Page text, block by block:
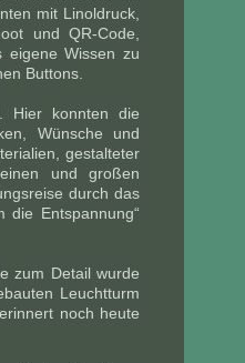
mit Linoldruck,
und QR-Code,
eigene Wissen zu
Buttons.
Hier konnten die
Wünsche und
gestalteter
und großen
durch das
die Entspannung“
zum Detail wurde
Leuchtturm
noch heute